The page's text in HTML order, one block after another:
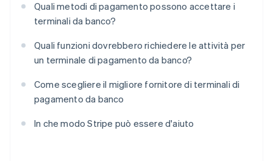
Quali metodi di pagamento possono accettare i
terminali da banco?
Quali funzioni dovrebbero richiedere le attività per
un terminale di pagamento da banco?
Come scegliere il migliore fornitore di terminali di
pagamento da banco
In che modo Stripe può essere d'aiuto